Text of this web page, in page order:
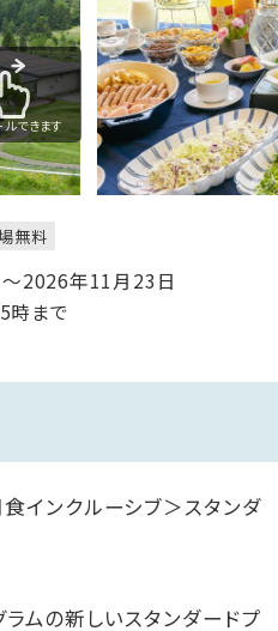
できます
無料
2026年11月23日
時まで
ンクルーシブ＞スタンダ
ムの新しいスタンダードプ